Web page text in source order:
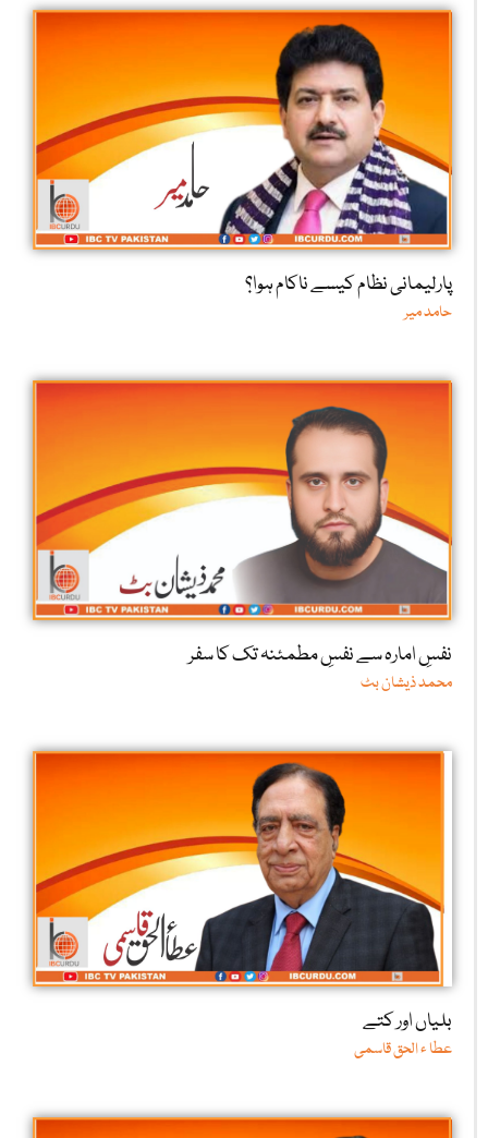
پارلیمانی نظام کیسے ناکام ہوا؟
حامد میر
نفسِ امارہ سے نفسِ مطمئنہ تک کا سفر
محمد ذیشان بٹ
بلیاں اور کتے
عطا ء الحق قاسمی